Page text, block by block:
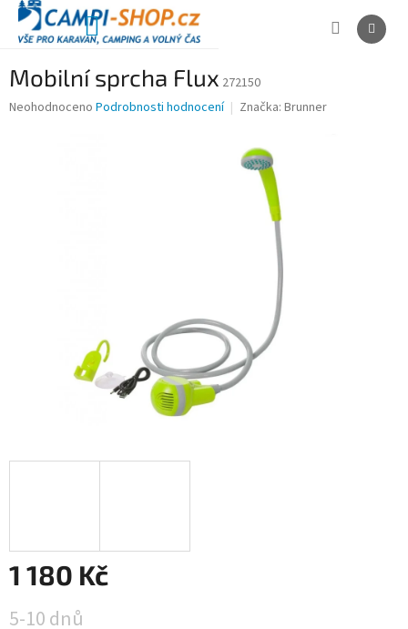
Přejít
obsah
NÁKUPNÍ
Mobilní sprcha Flux 272150
Průměrné
Neohodnoceno Podrobnosti hodnocení Značka: Brunner
1 180 Kč
cena:
5-10 dnů